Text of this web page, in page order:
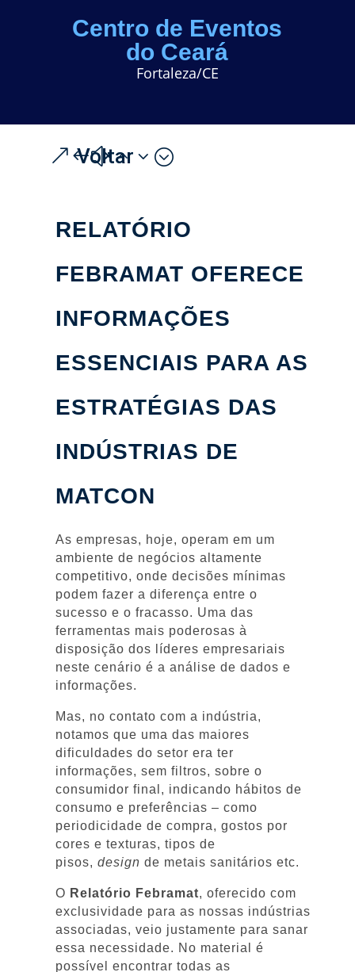
Centro de Eventos
do Ceará
Fortaleza/CE
Voltar
RELATÓRIO
FEBRAMAT OFERECE
INFORMAÇÕES
ESSENCIAIS PARA AS
ESTRATÉGIAS DAS
INDÚSTRIAS DE
MATCON
As empresas, hoje, operam em um
ambiente de negócios altamente
competitivo, onde decisões mínimas
podem fazer a diferença entre o
sucesso e o fracasso. Uma das
ferramentas mais poderosas à
disposição dos líderes empresariais
neste cenário é a análise de dados e
informações.
Mas, no contato com a indústria,
notamos que uma das maiores
dificuldades do setor era ter
informações, sem filtros, sobre o
consumidor final, indicando hábitos de
consumo e preferências – como
periodicidade de compra, gostos por
cores e texturas, tipos de
pisos, design de metais sanitários etc.
O Relatório Febramat, oferecido com
exclusividade para as nossas indústrias
associadas, veio justamente para sanar
essa necessidade. No material é
possível encontrar todas as